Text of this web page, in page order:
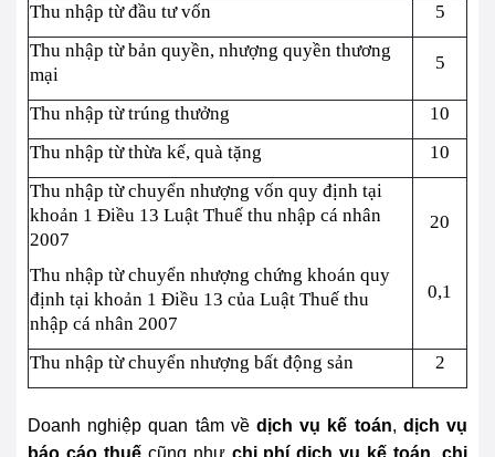
Thu nhập từ đầu tư vốn
5
Thu nhập từ bản quyền, nhượng quyền thương
mại
5
Thu nhập từ trúng thưởng
10
Thu nhập từ thừa kế, quà tặng
10
Thu nhập từ chuyển nhượng vốn quy định tại
khoản 1 Điều 13 Luật Thuế thu nhập cá nhân
2007
Thu nhập từ chuyển nhượng chứng khoán quy
định tại khoản 1 Điều 13 của Luật Thuế thu
nhập cá nhân 2007
20
0,1
Thu nhập từ chuyển nhượng bất động sản 2
Doanh nghiệp quan tâm về dịch vụ kế toán, dịch vụ
báo cáo thuếcũng như chi phí dịch vụ kế toán,chi